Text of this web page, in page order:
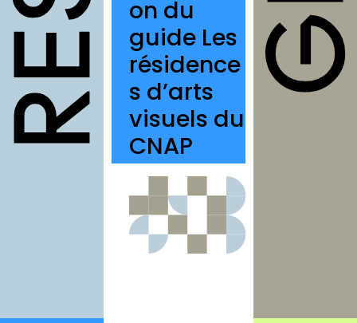
structures
autres
annuaires
à propos
contact
Connexion
Inscription
on du
guide Les
résidence
s d’arts
visuels du
CNAP